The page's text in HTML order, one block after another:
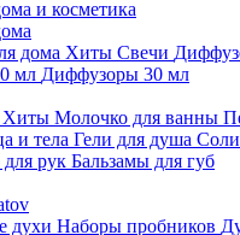
и косметика
дома Хиты Свечи
мл Диффузоры 30 мл
Хиты Молочко для ванны
и тела Гели для душа
рук Бальзамы для губ
духи Наборы пробников